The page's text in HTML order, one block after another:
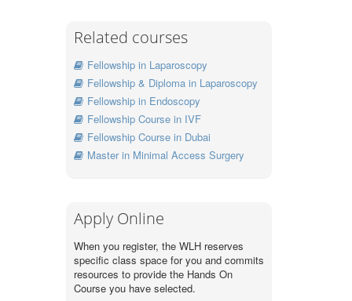
Related courses
Fellowship in Laparoscopy
Fellowship & Diploma in Laparoscopy
Fellowship in Endoscopy
Fellowship Course in IVF
Fellowship Course in Dubai
Master in Minimal Access Surgery
Apply Online
When you register, the WLH reserves
specific class space for you and commits
resources to provide the Hands On
Course you have selected.